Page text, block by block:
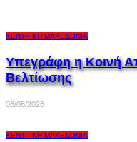
ΚΕΝΤΡΙΚΉ ΜΑΚΕΔΟΝΊΑ
Υπεγράφη η Κοινή
Βελτίωσης
08/08/2026
ΚΕΝΤΡΙΚΉ ΜΑΚΕΔΟΝΊΑ